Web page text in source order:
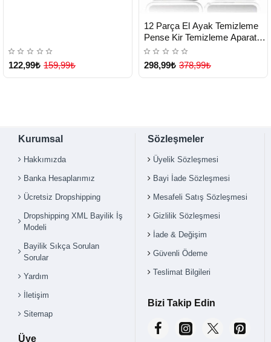
122,99₺ 159,99₺
TESLİMAT
12 Parça El Ayak Temizleme
Pense Kir Temizleme Aparatı
Kaş Cımbızı - Lisinya
298,99₺ 378,99₺
Kurumsal
Hakkımızda
Banka Hesaplarımız
Ücretsiz Dropshipping
Dropshipping XML Bayilik İş
Modeli
Bayilik Sıkça Sorulan
Sorular
Yardım
İletişim
Sitemap
Üye
Sözleşmeler
Üyelik Sözleşmesi
Bayi İade Sözleşmesi
Mesafeli Satış Sözleşmesi
Gizlilik Sözleşmesi
İade & Değişim
Güvenli Ödeme
Teslimat Bilgileri
Bizi Takip Edin